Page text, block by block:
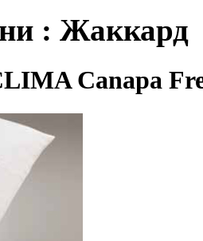
: Жаккард
Canapa